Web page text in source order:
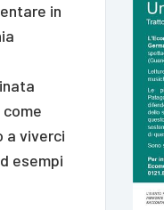
in
a viverci
esempi